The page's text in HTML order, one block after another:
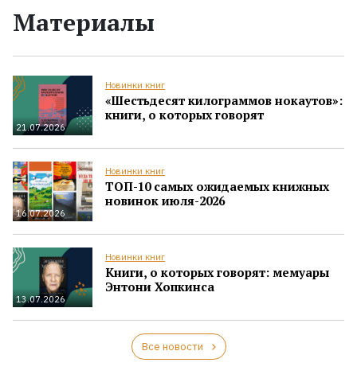
Материалы
21.07.2026
Новинки книг
«Шестьдесят килограммов нокаутов»:
книги, о которых говорят
16.07.2026
Новинки книг
ТОП-10 самых ожидаемых книжных
новинок июля-2026
13.07.2026
Новинки книг
Книги, о которых говорят: мемуары
Энтони Хопкинса
Все новости